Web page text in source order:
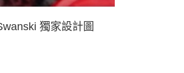
獨家設計圖